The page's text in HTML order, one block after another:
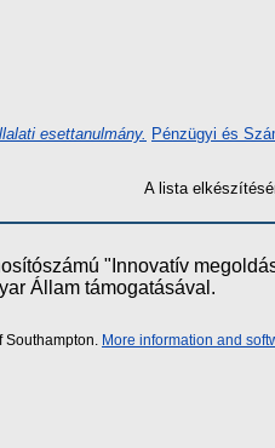
esettanulmány. Pénzügyi és
A lista
"Innovatív
Állam támogatásával.
Southampton. More information and